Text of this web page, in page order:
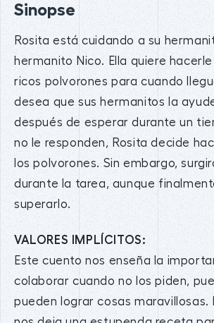
Sinopse
Rosita está cuidando a su
hermanito Nico. Ella quiere
ricos polvorones para cuando
desea que sus hermanitos la
después de esperar durante un
no le responden, Rosita decide
los polvorones. Sin embargo,
durante la tarea, aunque
superarlo.
VALORES IMPLÍCITOS:
Este cuento nos enseña la
colaborar cuando no los piden,
pueden lograr cosas maravillosas.